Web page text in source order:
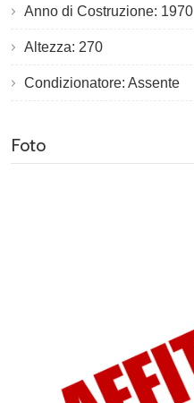
Anno di Costruzione: 1970
Altezza: 270
Condizionatore: Assente
Foto